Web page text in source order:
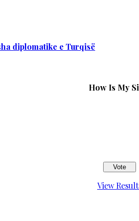
diplomatike e Turqisë
How Is My
View